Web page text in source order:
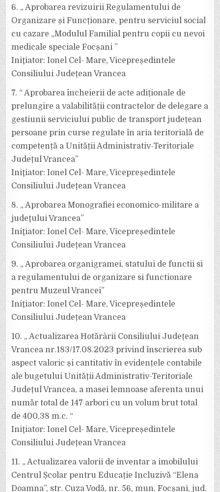
6. „ Aprobarea revizuirii Regulamentului de
Organizare și Funcționare, pentru serviciul social
cu cazare „Modulul Familial pentru copii cu nevoi
medicale speciale Focșani ”
Iniţiator: Ionel Cel- Mare, Vicepreședintele
Consiliului Județean Vrancea
7. “ Aprobarea încheierii de acte adiționale de
prelungire a valabilității contractelor de delegare a
gestiunii serviciului public de transport județean
persoane prin curse regulate în aria teritorială de
competență a Unității Administrativ-Teritoriale
Județul Vrancea”
Iniţiator: Ionel Cel- Mare, Vicepreședintele
Consiliului Județean Vrancea
8. „ Aprobarea Monografiei economico-militare a
judeţului Vrancea”
Iniţiator: Ionel Cel- Mare, Vicepreședintele
Consiliului Județean Vrancea
9. „ Aprobarea organigramei, statului de functii si
a regulamentului de organizare si functionare
pentru Muzeul Vrancei”
Iniţiator: Ionel Cel- Mare, Vicepreședintele
Consiliului Județean Vrancea
10. „ Actualizarea Hotărârii Consiliului Județean
Vrancea nr.183/17.08.2023 privind înscrierea sub
aspect valoric și cantitativ în evidențele contabile
ale bugetului Unității Administrativ-Teritoriale
Județul Vrancea, a masei lemnoase aferenta unui
număr total de 147 arbori cu un volum brut total
de 400,38 m.c. “
Iniţiator: Ionel Cel- Mare, Vicepreședintele
Consiliului Județean Vrancea
11. „ Actualizarea valorii de inventar a imobilului
Centrul Școlar pentru Educație Incluzivă “Elena
Doamna”, str. Cuza Vodă, nr. 56, mun. Focșani, jud.